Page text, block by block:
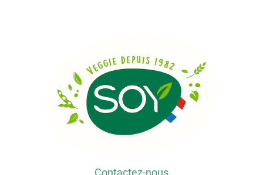
Contactez-nous